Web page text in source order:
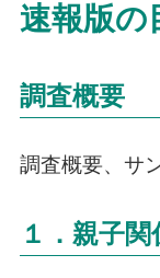
速報版の
調査概要
調査概要、サ
１．親子関